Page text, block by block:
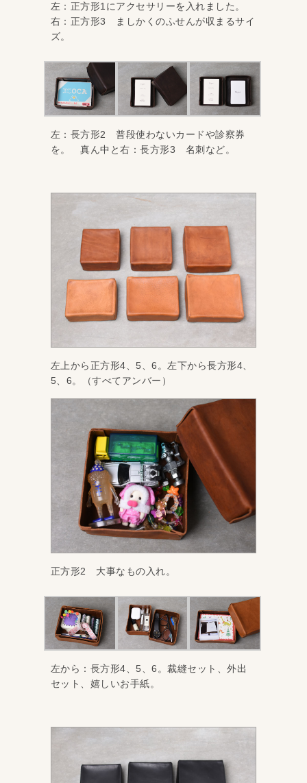
左：正方形1にアクセサリーを入れました。
右：正方形3 ましかくのふせんが収まるサイ
ズ。
左：長方形2 普段使わないカードや診察券
を。 真ん中と右：長方形3 名刺など。
左上から正方形4、5、6。左下から長方形4、
5、6。（すべてアンバー）
正方形2 大事なもの入れ。
左から：長方形4、5、6。裁縫セット、外出
セット、嬉しいお手紙。